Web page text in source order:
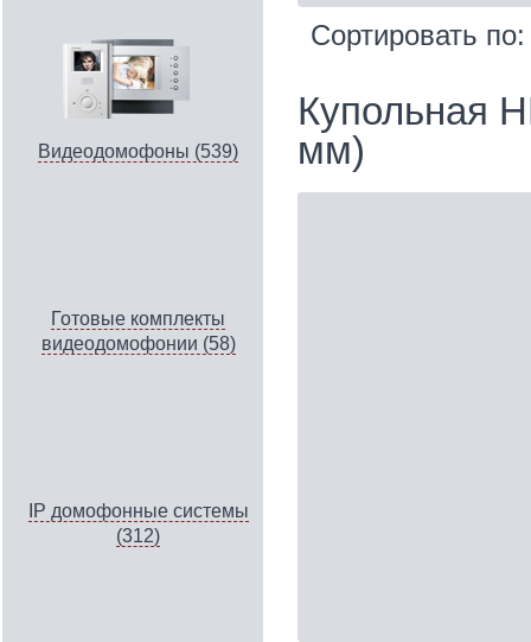
Видеодомофоны (539)
Готовые комплекты
видеодомофонии (58)
IP домофонные системы
(312)
Сортировать
Купольная
мм)